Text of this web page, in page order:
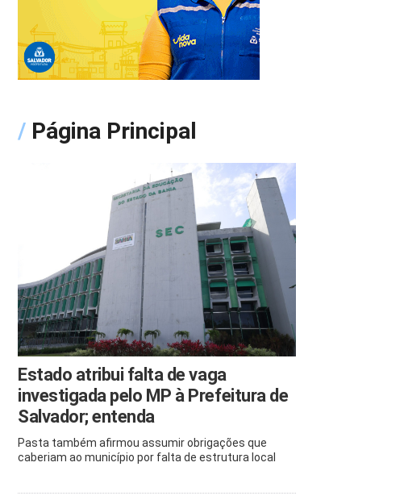
/ Página Principal
Estado atribui falta de vaga
investigada pelo MP à Prefeitura de
Salvador; entenda
Pasta também afirmou assumir obrigações que
caberiam ao município por falta de estrutura local